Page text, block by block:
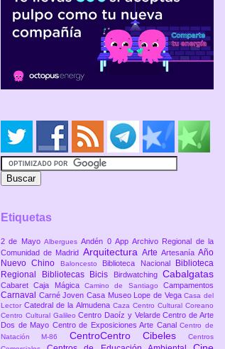
Etiquetas
2 de Mayo AlberguesAndén 0 AppArchivo Regional de la
Comunidad de Madrid Arquitectura Arte ArtesaníaAño
Nuevo Chino
Baloncesto Biblioteca Nacional
Biblioteca
Regional
Bibliotecas Bicis Birdwatching Cabalgatas
CabaretCaja MágicaCamino de SantiagoCampamentos
Carnaval Carné JovenCasa Museo Lope de VegaCasa del
LectorCatedral de la Almudena Caza Centro Cultural Coreano
Centro Cultural GalileoCentro Daoíz y VelardeCentro de Arte
Dos de Mayo Centro de Exposiciones Arte CanalCentro de
Natación M-86 CentroCentro Cibeles
Centros